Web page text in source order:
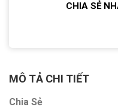
CHIA SẺ
MÔ TẢ CHI TIẾT
Chia Sẻ